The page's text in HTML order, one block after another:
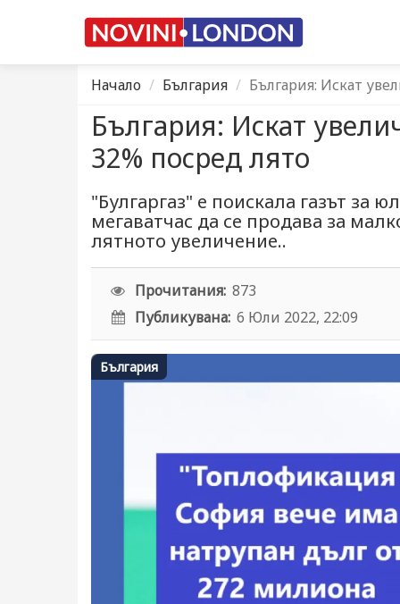
Начало България България: Искат
България: Искат
32% посред лято
"Булгаргаз" е поискала газът за
мегаватчас да се продава за
лятното увеличение..
Прочитания: 873
Публикувана: 6 Юли 2022, 22:09
България